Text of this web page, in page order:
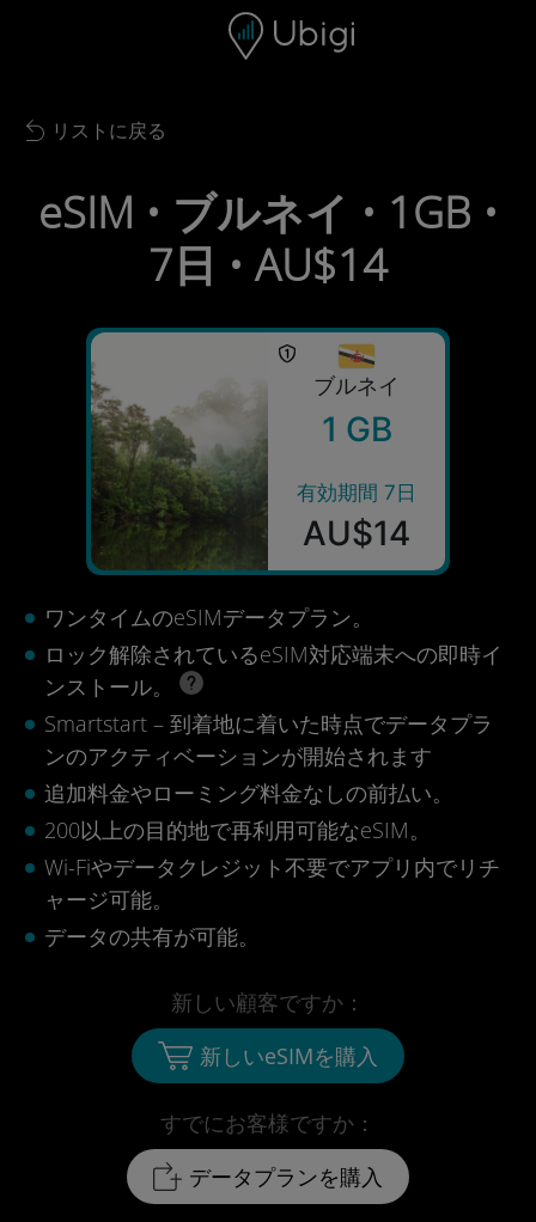
ナビゲーションバー フッター
Back to list
リストに戻る
eSIM • ブルネイ • 1GB •
7日 • AU$14
ブルネイ
1 GB
有効期間 7日
AU$14
ワンタイムのeSIMデータプラン。
ロック解除されているeSIM対応端末への即時イ
ンストール。
Smartstart – 到着地に着いた時点でデータプラ
ンのアクティベーションが開始されます
追加料金やローミング料金なしの前払い。
200以上の目的地で再利用可能なeSIM。
Wi-Fiやデータクレジット不要でアプリ内でリチ
ャージ可能。
データの共有が可能。
すでにお客様ですか：
データプランを購入
新しい顧客ですか：
新しいeSIMを購入